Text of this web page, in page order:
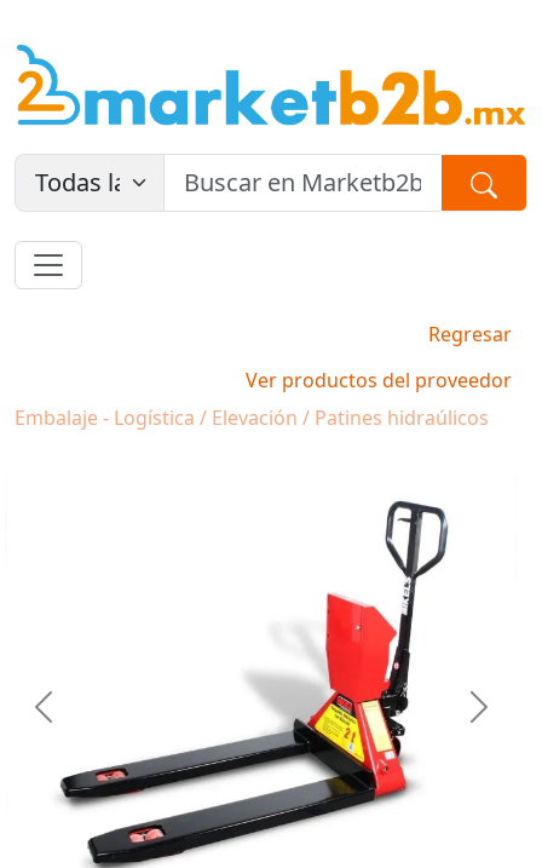
Regresar
Ver productos del proveedor
Embalaje - Logística / Elevación / Patines hidraúlicos
Previous Next